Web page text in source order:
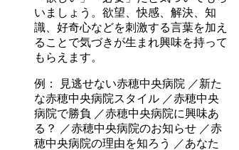
いましょう。欲望、快感、解決、知
識、好奇心などを刺激する言葉を加え
ることで気づきが生まれ興味を持って
もらえます。
例： 見逃せない赤穂中央病院 ／新た
な赤穂中央病院スタイル ／赤穂中央
病院で勝負 ／赤穂中央病院に興味あ
る？ ／赤穂中央病院のお知らせ ／赤
穂中央病院の理由を知ろう ／あなた